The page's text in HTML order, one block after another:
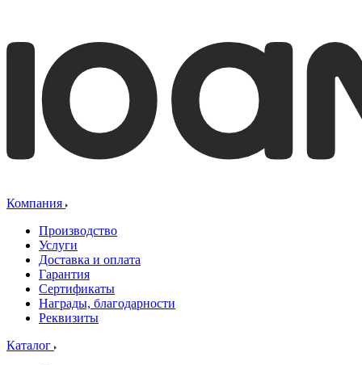
Компания
Производство
Услуги
Доставка и оплата
Гарантия
Сертификаты
Награды, благодарности
Реквизиты
Каталог